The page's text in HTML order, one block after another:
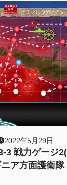
2022年5月29日
3 戦力ゲージ
ア方面護衛